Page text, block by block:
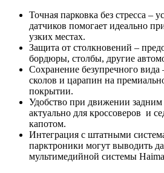
Точная парковка без стресса –
датчиков помогает идеально
узких местах.
Защита от столкновений –
бордюры, столбы, другие
Сохранение безупречного
сколов и царапин на
покрытии.
Удобство при движении
актуально для кроссоверов и
капотом.
Интеграция с штатными
парктроники могут выводить
мультимедийной системы Haima